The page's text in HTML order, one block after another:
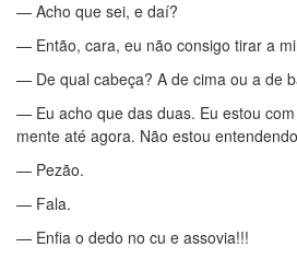
— Acho que sei, e daí?
— Então, cara, eu não consigo tirar a
— De qual cabeça? A de cima ou a de
— Eu acho que das duas. Eu estou
mente até agora. Não estou
— Pezão.
— Fala.
— Enfia o dedo no cu e assovia!!!